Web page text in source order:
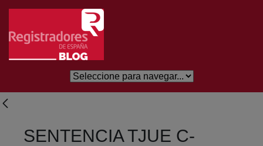
Saltar al contenido principal
SENTENCIA TJUE C-